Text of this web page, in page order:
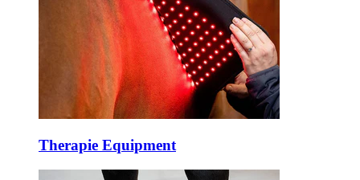
Therapie Equipment